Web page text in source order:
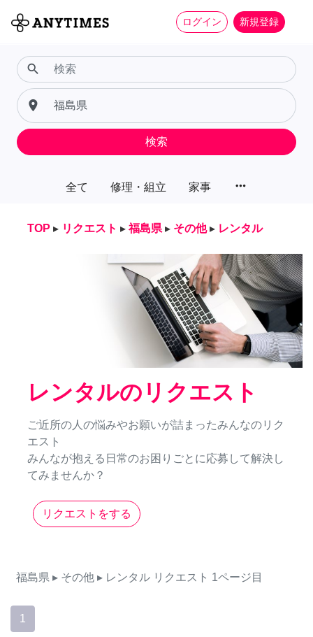
ログイン 新規登録
全て 修理・組立 家事 more_horiz
search
place
検索
TOP ▸ リクエスト ▸ 福島県 ▸ その他 ▸ レンタル
レンタルのリクエスト
ご近所の人の悩みやお願いが詰まったみんなのリク
エスト
みんなが抱える日常のお困りごとに応募して解決し
てみませんか？
リクエストをする
福島県 ▸ その他 ▸ レンタル リクエスト 1ページ目
1